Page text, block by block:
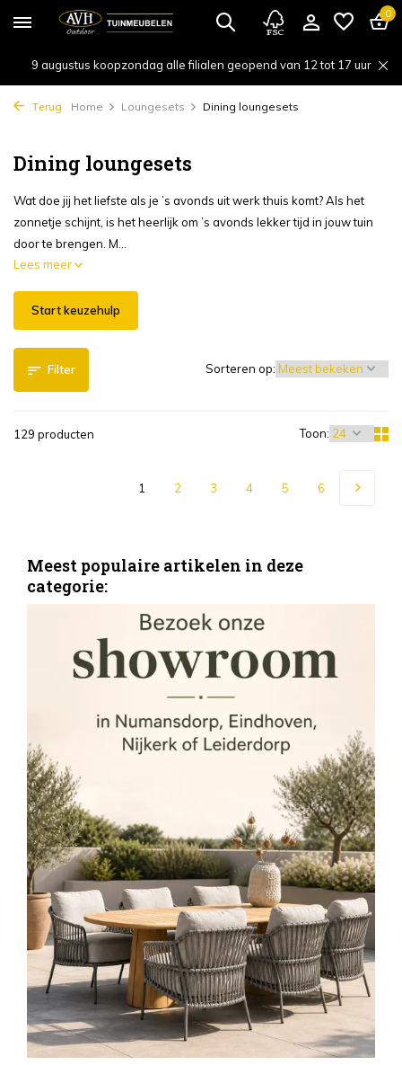
0
9 augustus koopzondag alle filialen geopend van 12 tot 17 uur
Terug Home Loungesets Dining loungesets
Dining loungesets
Wat doe jij het liefste als je ’s avonds uit werk thuis komt? Als het
zonnetje schijnt, is het heerlijk om ’s avonds lekker tijd in jouw tuin
door te brengen. M...
Lees meer
Start keuzehulp
Filter
129 producten Toon:
Sorteren op:
1 2 3 4 5 6
Meest populaire artikelen in deze
categorie: